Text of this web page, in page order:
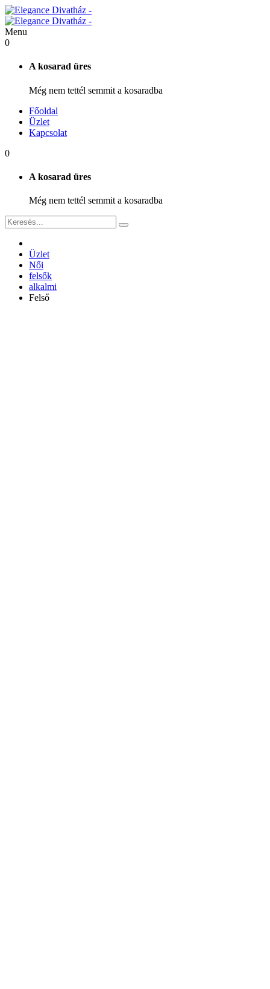
Menu
0
A kosarad üres
Még nem tettél semmit a kosaradba
Főoldal
Üzlet
Kapcsolat
0
A kosarad üres
Még nem tettél semmit a kosaradba
Üzlet
Női
felsők
alkalmi
Felső